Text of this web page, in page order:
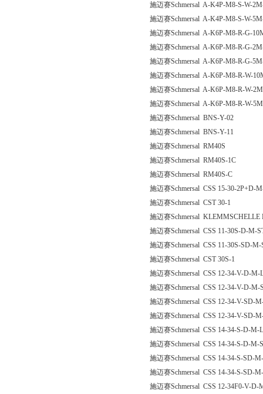
施迈赛Schmersal A-K4P-M8-S-W-
施迈赛Schmersal A-K4P-M8-S-W-
施迈赛Schmersal A-K6P-M8-R-G-
施迈赛Schmersal A-K6P-M8-R-G-
施迈赛Schmersal A-K6P-M8-R-G-
施迈赛Schmersal A-K6P-M8-R-W-
施迈赛Schmersal A-K6P-M8-R-W-
施迈赛Schmersal A-K6P-M8-R-W-
施迈赛Schmersal BNS-Y-02
施迈赛Schmersal BNS-Y-11
施迈赛Schmersal RM40S
施迈赛Schmersal RM40S-1C
施迈赛Schmersal RM40S-C
施迈赛Schmersal CSS 15-30-2P+D-
施迈赛Schmersal CST 30-1
施迈赛Schmersal KLEMMSCHELLE
施迈赛Schmersal CSS 11-30S-D-M-
施迈赛Schmersal CSS 11-30S-SD-M-
施迈赛Schmersal CST 30S-1
施迈赛Schmersal CSS 12-34-V-D-M-
施迈赛Schmersal CSS 12-34-V-D-M-
施迈赛Schmersal CSS 12-34-V-SD-
施迈赛Schmersal CSS 12-34-V-SD-
施迈赛Schmersal CSS 14-34-S-D-M-L
施迈赛Schmersal CSS 14-34-S-D-M-
施迈赛Schmersal CSS 14-34-S-SD-
施迈赛Schmersal CSS 14-34-S-SD-
施迈赛Schmersal CSS 12-34F0-V-D-